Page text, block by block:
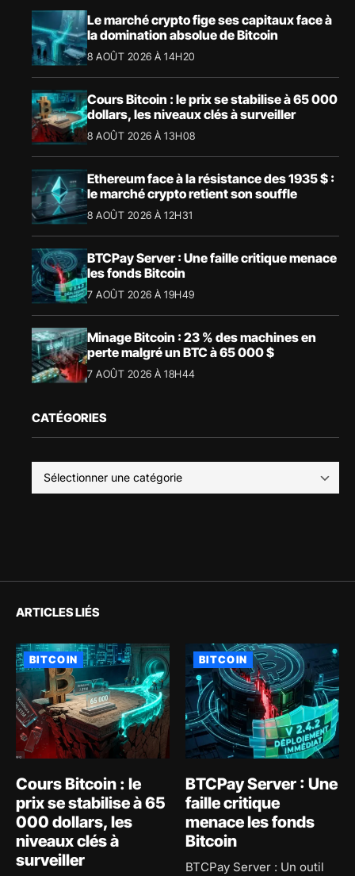
Le marché crypto fige ses capitaux face à
la domination absolue de Bitcoin
8 AOÛT 2026 À 14H20
Cours Bitcoin : le prix se stabilise à 65 000
dollars, les niveaux clés à surveiller
8 AOÛT 2026 À 13H08
Ethereum face à la résistance des 1935 $ :
le marché crypto retient son souffle
8 AOÛT 2026 À 12H31
BTCPay Server : Une faille critique menace
les fonds Bitcoin
7 AOÛT 2026 À 19H49
Minage Bitcoin : 23 % des machines en
perte malgré un BTC à 65 000 $
7 AOÛT 2026 À 18H44
CATÉGORIES
ARTICLES LIÉS
BITCOIN
Cours Bitcoin : le
prix se stabilise à 65
000 dollars, les
niveaux clés à
surveiller
BITCOIN
BTCPay Server : Une
faille critique
menace les fonds
Bitcoin
BTCPay Server : Un outil